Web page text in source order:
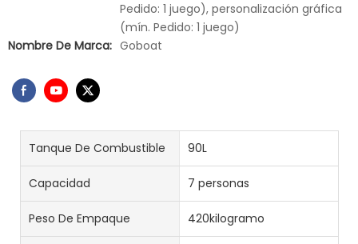
Pedido: 1 juego), personalización gráfica
(mín. Pedido: 1 juego)
Nombre De Marca: Goboat
Tanque De Combustible 90L
Capacidad 7 personas
Peso De Empaque 420kilogramo